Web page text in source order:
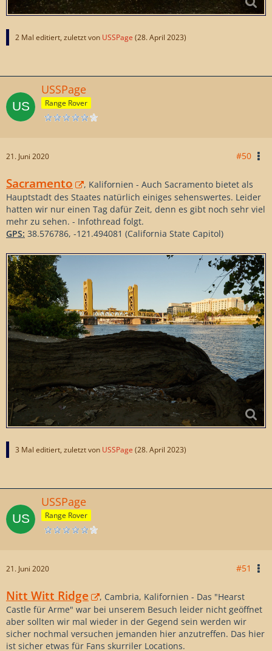
2 Mal editiert, zuletzt von USSPage (28. April 2023)
USSPage
Range Rover
21. Juni 2020 #50
Sacramento
, Kalifornien - Auch Sacramento bietet als
Hauptstadt des Staates natürlich einiges sehenswertes. Leider
hatten wir nur einen Tag dafür Zeit, denn es gibt noch sehr viel
mehr zu sehen. - Infothread folgt.
GPS: 38.576786, -121.494081 (California State Capitol)
3 Mal editiert, zuletzt von USSPage (28. April 2023)
USSPage
Range Rover
21. Juni 2020 #51
Nitt Witt Ridge
, Cambria, Kalifornien - Das "Hearst
Castle für Arme" war bei unserem Besuch leider nicht geöffnet
aber sollten wir mal wieder in der Gegend sein werden wir
sicher nochmal versuchen jemanden hier anzutreffen. Das hier
ist sicher etwas für Fans skurriler Locations.